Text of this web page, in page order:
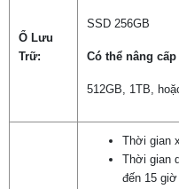
Ổ Lưu
Trữ:
SSD 256GB
Có thể nâng cấp
512GB, 1TB,
Thời gian
Thời gian
đến 15 giờ